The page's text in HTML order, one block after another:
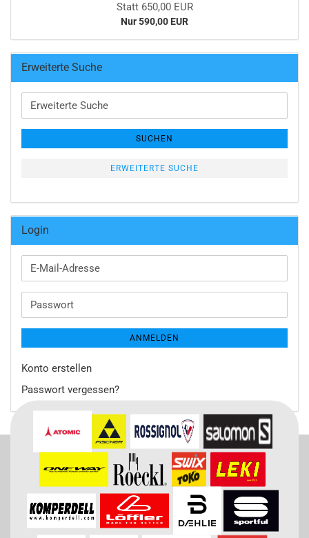
Statt 650,00 EUR
Nur 590,00 EUR
Erweiterte Suche
Erweiterte
Suche
SUCHEN
ERWEITERTE SUCHE
Login
E-
Mail-
Passwort
ANMELDEN
Konto erstellen
Passwort vergessen?